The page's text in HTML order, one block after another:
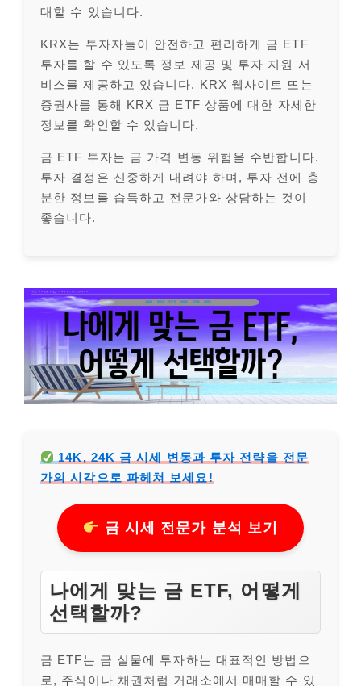
대할 수 있습니다.
KRX는 투자자들이 안전하고 편리하게 금 ETF
투자를 할 수 있도록 정보 제공 및 투자 지원 서
비스를 제공하고 있습니다. KRX 웹사이트 또는
증권사를 통해 KRX 금 ETF 상품에 대한 자세한
정보를 확인할 수 있습니다.
금 ETF 투자는 금 가격 변동 위험을 수반합니다.
투자 결정은 신중하게 내려야 하며, 투자 전에 충
분한 정보를 습득하고 전문가와 상담하는 것이
좋습니다.
14K, 24K 금 시세 변동과 투자 전략을 전문
가의 시각으로 파헤쳐 보세요!
금 시세 전문가 분석 보기
나에게 맞는 금 ETF, 어떻게
선택할까?
금 ETF는 금 실물에 투자하는 대표적인 방법으
로, 주식이나 채권처럼 거래소에서 매매할 수 있